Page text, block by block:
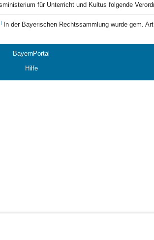
für Unterricht und Kultus folgende
In der Bayerischen Rechtssammlung wurde gem.
BayernPortal
Hilfe